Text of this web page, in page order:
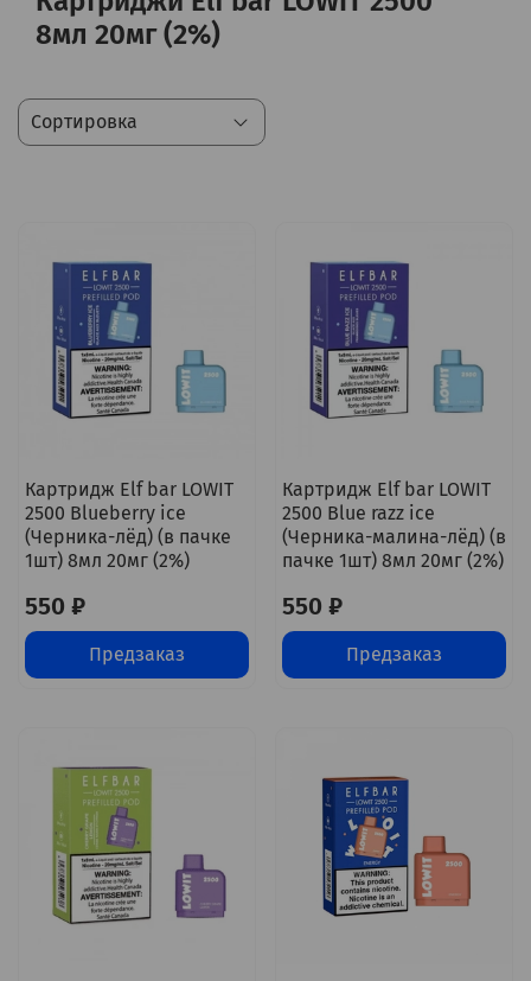
8мл 20мг (2%)
Картридж Elf bar LOWIT
2500 Blueberry ice
(Черника-лёд) (в пачке
1шт) 8мл 20мг (2%)
550 ₽
Предзаказ
Картридж Elf bar LOWIT
2500 Blue razz ice
(Черника-малина-лёд) (в
пачке 1шт) 8мл 20мг (2%)
550 ₽
Предзаказ